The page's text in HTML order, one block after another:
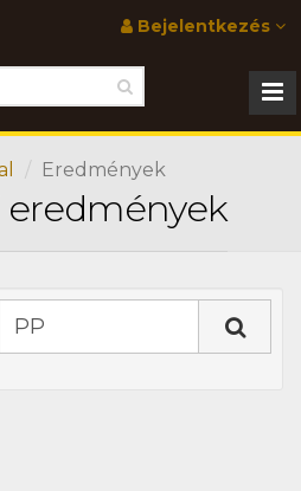
Bejelentkezés
Eredmények
eredmények